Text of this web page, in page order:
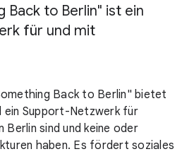
Back to Berlin" ist ein
für und mit
Back to Berlin" bietet
ein Support-Netzwerk für
Berlin sind und keine oder
haben. Es fördert soziales